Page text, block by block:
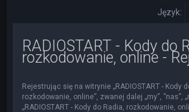
Język:
RADIOSTART - Kody do
rozkodowanie, online -
Rejestrując się na witrynie „RADIOSTART - Kody
rozkodowanie, online”, zwanej dalej „my”, ”nas”,
„RADIOSTART - Kody do Radia, rozkodowanie,